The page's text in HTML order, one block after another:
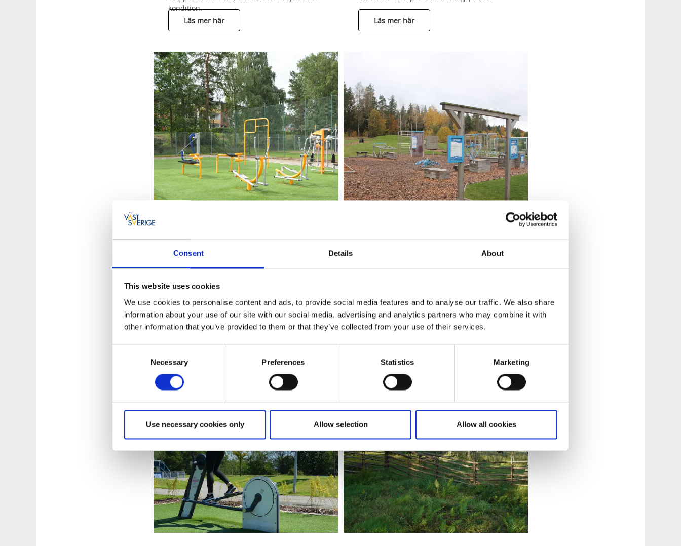
Consent Details About
This website uses cookies
We use cookies to personalise content and ads, to provide social media features and to analyse our traffic. We also share
information about your use of our site with our social media, advertising and analytics partners who may combine it with
other information that you’ve provided to them or that they’ve collected from your use of their services.
Necessary Preferences Statistics Marketing
Use necessary cookies only Allow selection Allow all cookies
kondition.
Läs mer här
Läs mer här
Lantmannaparkens utegym
I stadsdelen Kronogården hittar du ett
aktivitetsplan och en lekplats. Perfekt om
familjen ska ut och träna.
Läs mer här
Berghemsparkens utegym
I stadsdelen Skogshöjden hittar du ett
anslutning till Skogshöjdens
fritidsanläggning.
Läs mer här